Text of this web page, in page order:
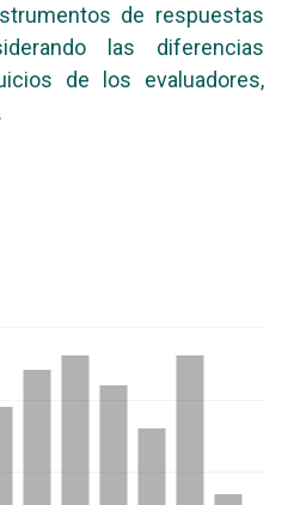
de respuestas
las diferencias
de los evaluadores,